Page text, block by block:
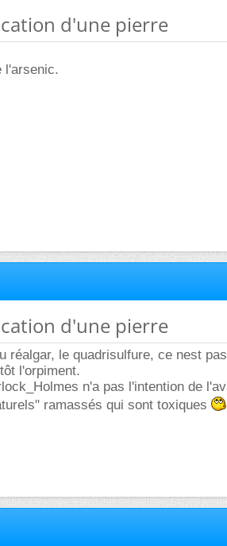
d'une pierre
l'arsenic.
d'une pierre
réalgar, le quadrisulfure, ce nest
l'orpiment.
n'a pas l'intention de
ramassés qui sont toxiques